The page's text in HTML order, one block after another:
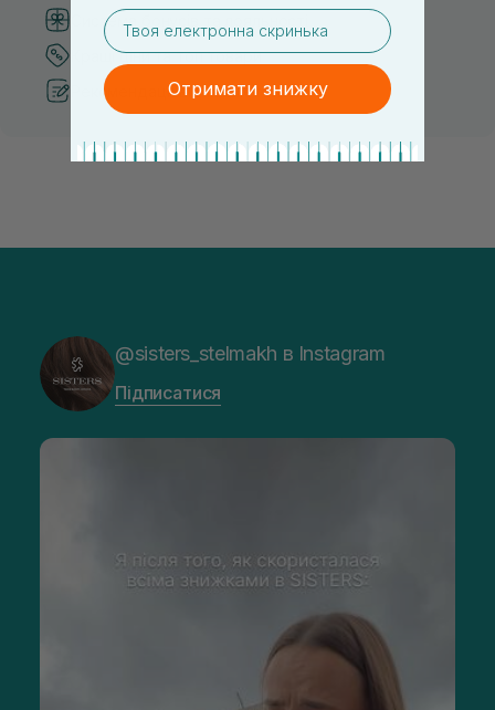
Система бонусів та лояльності
Кращі ціни та топ товари
Рекомендації від косметологів
@sisters_stelmakh в Instagram
Підписатися
email
Отримати знижку